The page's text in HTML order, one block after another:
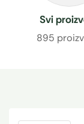
Svi
895